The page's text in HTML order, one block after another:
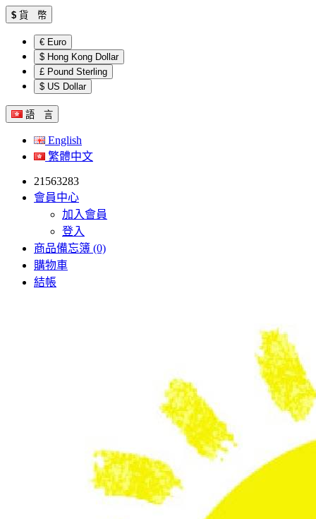
$ 貨 幣
€ Euro
$ Hong Kong Dollar
£ Pound Sterling
$ US Dollar
語 言
English
繁體中文
21563283
會員中心
加入會員
登入
商品備忘簿 (0)
購物車
結帳